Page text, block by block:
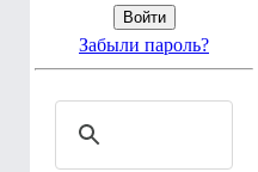
Забыли пароль?